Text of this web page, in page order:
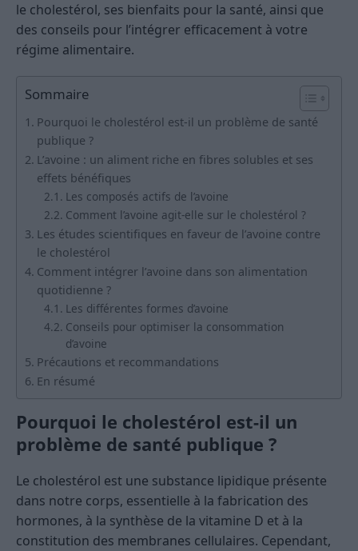
le cholestérol, ses bienfaits pour la santé, ainsi que
des conseils pour l’intégrer efficacement à votre
régime alimentaire.
Sommaire
Pourquoi le cholestérol est-il un problème de santé
publique ?
L’avoine : un aliment riche en fibres solubles et ses
effets bénéfiques
Les composés actifs de l’avoine
Comment l’avoine agit-elle sur le cholestérol ?
Les études scientifiques en faveur de l’avoine contre
le cholestérol
Comment intégrer l’avoine dans son alimentation
quotidienne ?
Les différentes formes d’avoine
Conseils pour optimiser la consommation
d’avoine
Précautions et recommandations
En résumé
Pourquoi le cholestérol est-il un
problème de santé publique ?
Le cholestérol est une substance lipidique présente
dans notre corps, essentielle à la fabrication des
hormones, à la synthèse de la vitamine D et à la
constitution des membranes cellulaires. Cependant,